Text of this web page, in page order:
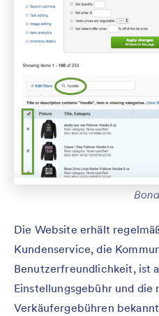
Die Website erhält
Kundenservice, die
Benutzerfreundlichkeit, ist
Einstellungsgebühr und die
Verkäufergebühren